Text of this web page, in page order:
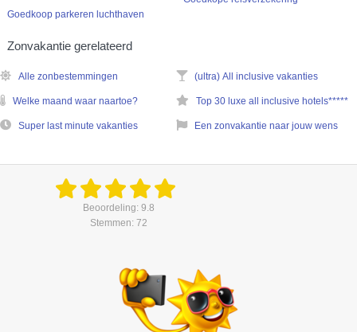
Goedkoop parkeren luchthaven
Zonvakantie gerelateerd
Alle zonbestemmingen
Welke maand waar naartoe?
Super last minute vakanties
(ultra) All inclusive vakanties
Top 30 luxe all inclusive hotels*****
Een zonvakantie naar jouw wens
Beoordeling: 9.8
Stemmen: 72